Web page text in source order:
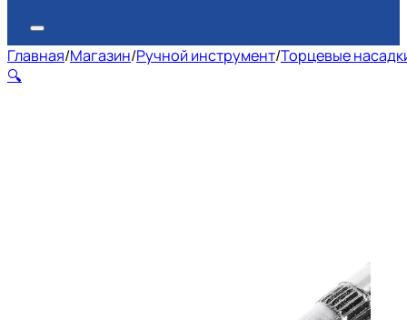
Главная/Магазин/Ручной инструмент/Торцевые
🔍